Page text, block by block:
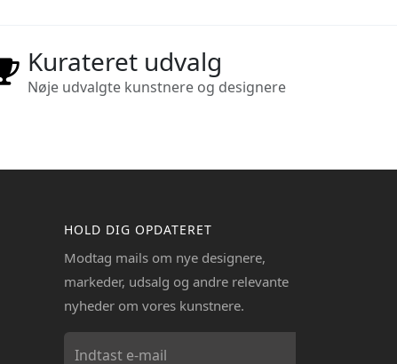
Kurateret udvalg
Nøje udvalgte kunstnere og designere
HOLD DIG OPDATERET
Modtag mails om nye designere,
markeder, udsalg og andre relevante
nyheder om vores kunstnere.